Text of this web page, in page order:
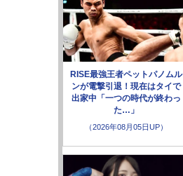
RISE最強王者ペットパノムル
ンが電撃引退！現在はタイで
出家中「一つの時代が終わっ
た…」
（2026年08月05日UP）